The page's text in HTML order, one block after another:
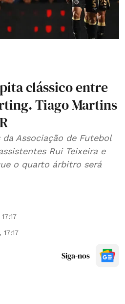
clássico entre
Tiago Martins
Associação de Futebol
Rui Teixeira e
o quarto árbitro será
Siga-nos